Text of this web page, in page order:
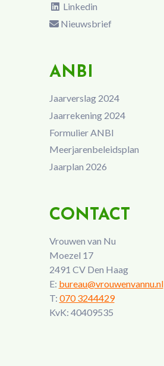
Linkedin
Nieuwsbrief
ANBI
Jaarverslag 2024
Jaarrekening 2024
Formulier ANBI
Meerjarenbeleidsplan
Jaarplan 2026
CONTACT
Vrouwen van Nu
Moezel 17
2491 CV Den Haag
E: bureau@vrouwenvannu.nl
T: 070 3244429
KvK: 40409535